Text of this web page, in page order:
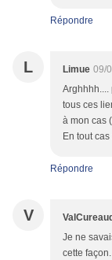
Répondre
L Limue 09/
Arghhhh....
tous ces
à mon cas
En tout
Répondre
V
Je ne
cette